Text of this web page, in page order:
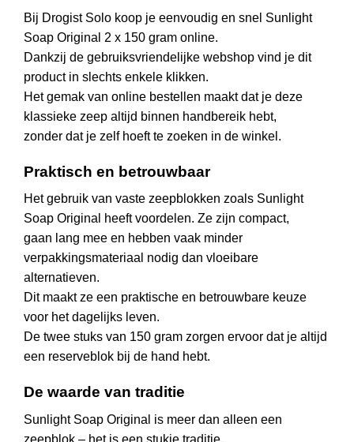
Bij Drogist Solo koop je eenvoudig en snel Sunlight
Soap Original 2 x 150 gram online.
Dankzij de gebruiksvriendelijke webshop vind je dit
product in slechts enkele klikken.
Het gemak van online bestellen maakt dat je deze
klassieke zeep altijd binnen handbereik hebt,
zonder dat je zelf hoeft te zoeken in de winkel.
Praktisch en betrouwbaar
Het gebruik van vaste zeepblokken zoals Sunlight
Soap Original heeft voordelen. Ze zijn compact,
gaan lang mee en hebben vaak minder
verpakkingsmateriaal nodig dan vloeibare
alternatieven.
Dit maakt ze een praktische en betrouwbare keuze
voor het dagelijks leven.
De twee stuks van 150 gram zorgen ervoor dat je altijd
een reserveblok bij de hand hebt.
De waarde van traditie
Sunlight Soap Original is meer dan alleen een
zeepblok – het is een stukje traditie.